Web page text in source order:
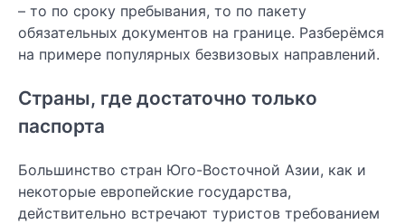
– то по сроку пребывания, то по пакету
обязательных документов на границе. Разберёмся
на примере популярных безвизовых направлений.
Страны, где достаточно только
паспорта
Большинство стран Юго-Восточной Азии, как и
некоторые европейские государства,
действительно встречают туристов требованием